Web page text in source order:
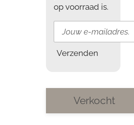
op voorraad is.
Verzenden
Verkocht